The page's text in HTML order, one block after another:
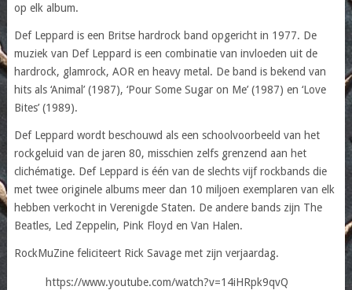
op elk album.
Def Leppard is een Britse hardrock band opgericht in 1977. De
muziek van Def Leppard is een combinatie van invloeden uit de
hardrock, glamrock, AOR en heavy metal. De band is bekend van
hits als ‘Animal’ (1987), ‘Pour Some Sugar on Me’ (1987) en ‘Love
Bites’ (1989).
Def Leppard wordt beschouwd als een schoolvoorbeeld van het
rockgeluid van de jaren 80, misschien zelfs grenzend aan het
clichématige. Def Leppard is één van de slechts vijf rockbands die
met twee originele albums meer dan 10 miljoen exemplaren van elk
hebben verkocht in Verenigde Staten. De andere bands zijn The
Beatles, Led Zeppelin, Pink Floyd en Van Halen.
RockMuZine feliciteert Rick Savage met zijn verjaardag.
https://www.youtube.com/watch?v=14iHRpk9qvQ